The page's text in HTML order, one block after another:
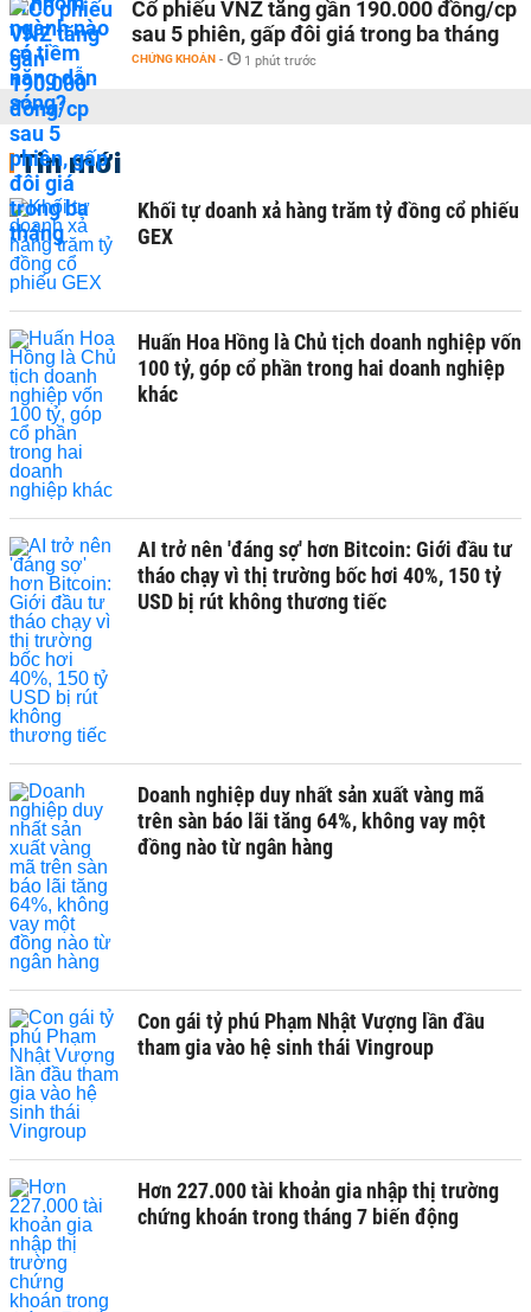
Cổ phiếu VNZ tăng gần 190.000 đồng/cp
sau 5 phiên, gấp đôi giá trong ba tháng
CHỨNG KHOÁN - 1 phút trước
Tin mới
Khối tự doanh xả hàng trăm tỷ đồng cổ phiếu
GEX
Huấn Hoa Hồng là Chủ tịch doanh nghiệp vốn
100 tỷ, góp cổ phần trong hai doanh nghiệp
khác
AI trở nên 'đáng sợ' hơn Bitcoin: Giới đầu tư
tháo chạy vì thị trường bốc hơi 40%, 150 tỷ
USD bị rút không thương tiếc
Doanh nghiệp duy nhất sản xuất vàng mã
trên sàn báo lãi tăng 64%, không vay một
đồng nào từ ngân hàng
Con gái tỷ phú Phạm Nhật Vượng lần đầu
tham gia vào hệ sinh thái Vingroup
Hơn 227.000 tài khoản gia nhập thị trường
chứng khoán trong tháng 7 biến động